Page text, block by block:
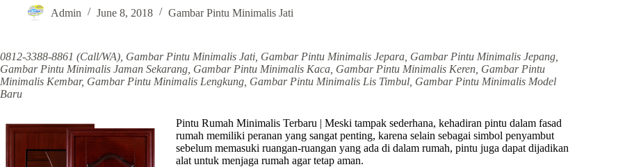
Admin June 8, 2018 Gambar Pintu Minimalis Jati
0812-3388-8861 (Call/WA), Gambar Pintu Minimalis Jati, Gambar Pintu Minimalis Jepara, Gambar Pintu Minimalis Jepang,
Gambar Pintu Minimalis Jaman Sekarang, Gambar Pintu Minimalis Kaca, Gambar Pintu Minimalis Keren, Gambar Pintu
Minimalis Kembar, Gambar Pintu Minimalis Lengkung, Gambar Pintu Minimalis Lis Timbul, Gambar Pintu Minimalis Model
Baru
Pintu Rumah Minimalis Terbaru | Meski tampak sederhana, kehadiran pintu dalam fasad
rumah memiliki peranan yang sangat penting, karena selain sebagai simbol penyambut
sebelum memasuki ruangan-ruangan yang ada di dalam rumah, pintu juga dapat dijadikan
alat untuk menjaga rumah agar tetap aman.